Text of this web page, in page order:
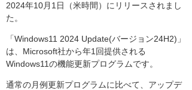
2024年10月1日（米時間）にリリースされまし
た。
「Windows11 2024 Update(バージョン24H2)」
は、Microsoft社から年1回提供される
Windows11の機能更新プログラムです。
通常の月例更新プログラムに比べて、アップデ